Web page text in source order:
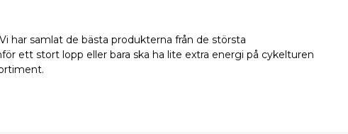
har samlat de bästa produkterna från de största
ett stort lopp eller bara ska ha lite extra energi på cykelturen